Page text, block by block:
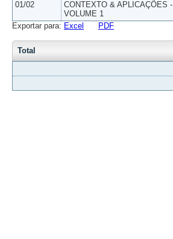
01/02
CONTEXTO & APLICAÇÕES -
VOLUME 1
Exportar para: Excel PDF
Total